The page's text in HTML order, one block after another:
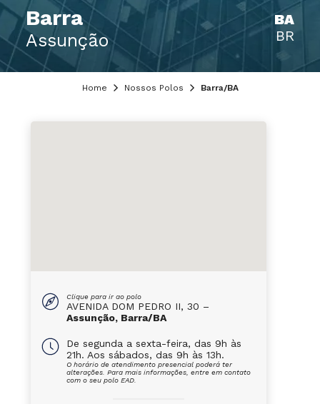
Barra
Assunção
BA
BR
Home Nossos Polos Barra/BA
Clique para ir ao polo
AVENIDA DOM PEDRO II, 30 –
Assunção, Barra/BA
De segunda a sexta-feira, das 9h às
21h. Aos sábados, das 9h às 13h.
O horário de atendimento presencial poderá ter
alterações. Para mais informações, entre em contato
com o seu polo EAD.